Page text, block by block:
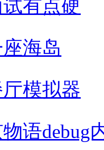
有点硬
海岛
模拟器
语debug